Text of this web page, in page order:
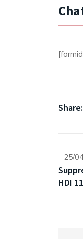
Share:
25/
HDI